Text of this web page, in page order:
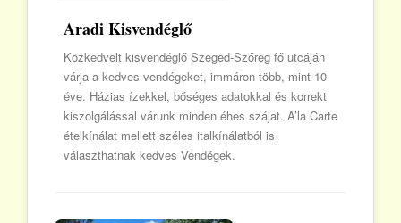
Aradi Kisvendéglő
Közkedvelt kisvendéglő Szeged-Szőreg fő utcáján
várja a kedves vendégeket, immáron több, mint 10
éve. Házias ízekkel, bőséges adatokkal és korrekt
kiszolgálással várunk minden éhes szájat. A’la Carte
ételkínálat mellett széles italkínálatból is
választhatnak kedves Vendégek.